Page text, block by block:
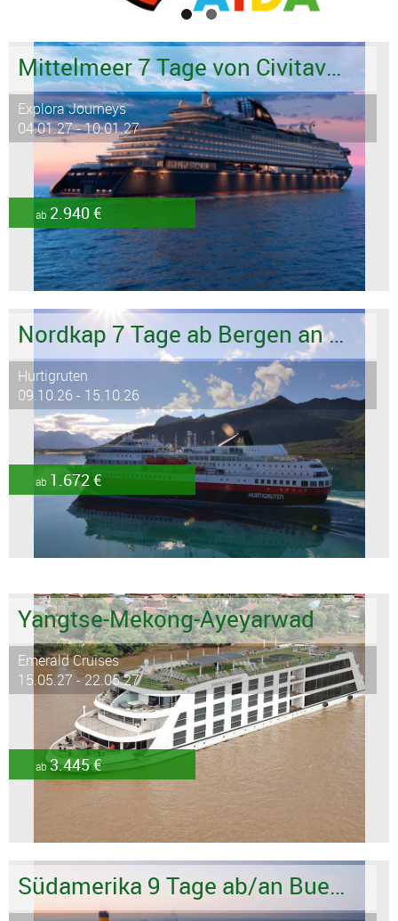
Mittelmeer 7 Tage von Civitavecchia - Rom bis Valletta
Explora Journeys
04.01.27 - 10.01.27
ab 2.940 €
Nordkap 7 Tage ab Bergen an Kirkenes
Hurtigruten
09.10.26 - 15.10.26
ab 1.672 €
Yangtse-Mekong-Ayeyarwad
Emerald Cruises
15.05.27 - 22.05.27
ab3.445 €
Südamerika 9 Tage ab/an Buenos Aires